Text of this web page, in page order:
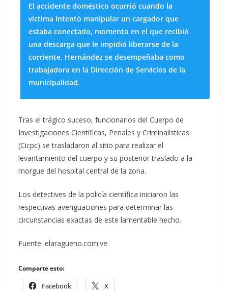
El accidente doméstico ocurrió cuando la
víctima intentó manipular un cargador que
estaba conectado, momento en el que recibió
una descarga que le impidió liberarse de la
corriente. Hernández se desempeñaba como
trabajadora en la Dirección de Servicios de la
municipalidad.
Tras el trágico suceso, funcionarios del Cuerpo de
Investigaciones Científicas, Penales y Criminalísticas
(Cicpc) se trasladaron al sitio para realizar el
levantamiento del cuerpo y su posterior traslado a la
morgue del hospital central de la zona.
Los detectives de la policía científica iniciaron las
respectivas averiguaciones para determinar las
circunstancias exactas de este lamentable hecho.
Fuente: elaragueno.com.ve
Comparte esto:
Facebook X